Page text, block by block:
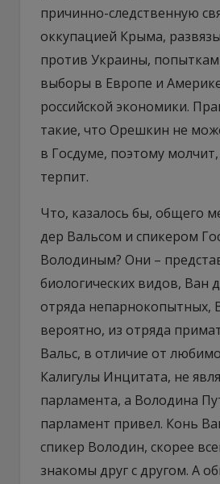
причинно-следственную
оккупацией Крыма,
против Украины,
выборы в Европе и
российской экономики.
такие, что Орешкин не
в Госдуме, поэтому
терпит.
Что, казалось бы, общего
дер Вальсом и спикером
Володиным? Они –
биологических видов, Ван
отряда непарнокопытных,
вероятно, из отряда
Вальс, в отличие от
Калигулы Инцитата, не
парламента, а Володина
парламент привел. Конь
спикер Володин, скорее
знакомы друг с другом. А